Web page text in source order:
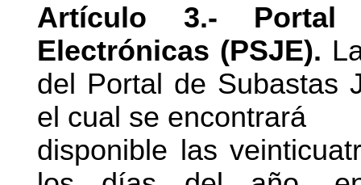
Artículo 3.- Portal
Electrónicas (PSJE).
del Portal de Subastas
el cual se encontrará
disponible las